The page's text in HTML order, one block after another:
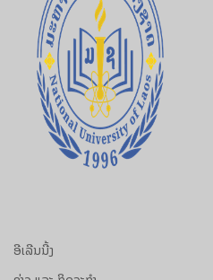
ອີເລີນນີ້ງ